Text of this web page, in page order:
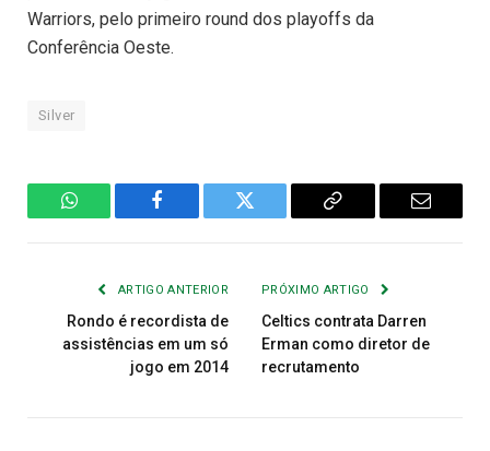
Warriors, pelo primeiro round dos playoffs da
Conferência Oeste.
Silver
WhatsAppFacebook Twitter
Copiar
E-
ARTIGO ANTERIOR
Rondo é recordista de
assistências em um só
jogo em 2014
PRÓXIMO ARTIGO
Celtics contrata Darren
Erman como diretor de
recrutamento